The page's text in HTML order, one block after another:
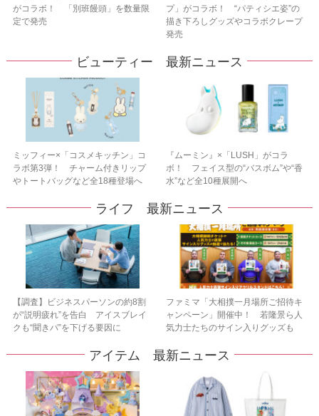
がコラボ！ 「別班饅頭」を数量限
定で発売
プ」がコラボ！ “パティシエ姿”の
描き下ろしグッズやコラボクレープ
発売
ビューティー 最新ニュース
ミッフィー×「コスメキッチン」コ
ラボ第3弾！ チャーム付きリップ
やトートバッグなど全18種登場へ
『ムーミン』×「LUSH」がコラ
ボ！ フェイス型の“バスボム”や“香
水”など全10種展開へ
ライフ 最新ニュース
【調査】ビジネスパーソンの約8割
が“説明疲れ”を告白 アイスブレイ
クも“聞きパ”を下げる要因に
ファミマ「大相撲一月場所ご招待キ
ャンペーン」開催中！ 若隆景ら人
気力士たちのサイン入りグッズも
アイテム 最新ニュース